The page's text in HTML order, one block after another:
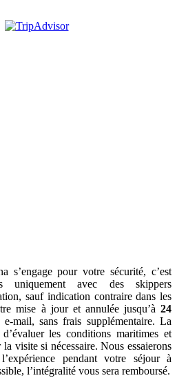
s’engage pour votre sécurité, c’est
uniquement avec des skippers
sauf indication contraire dans les
mise à jour et annulée jusqu’à 24
mail, sans frais supplémentaire. La
les conditions maritimes et
la visite si nécessaire.Nous essaierons
pendant votre séjour à
l’intégralité vous sera remboursé.